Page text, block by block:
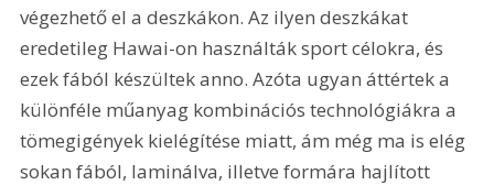
végezhető el a deszkákon. Az ilyen deszkákat
eredetileg Hawai-on használták sport célokra, és
ezek fából készültek anno. Azóta ugyan áttértek a
különféle műanyag kombinációs technológiákra a
tömegigények kielégítése miatt, ám még ma is elég
sokan fából, laminálva, illetve formára hajlított